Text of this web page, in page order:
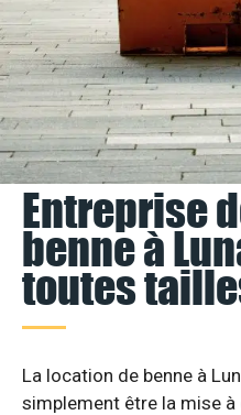
Entreprise
benne à
toutes
La location de benne à
simplement être la mise à